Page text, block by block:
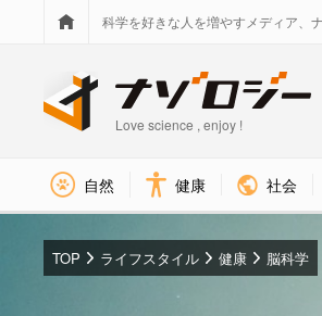
科学を好きな人を増やすメディア、
Love science , enjoy !
自然 健康 社会
TOP ライフスタイル 健康 脳科学